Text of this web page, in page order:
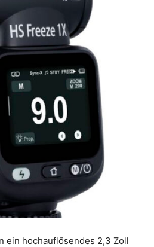
ein hochauflösendes 2,3 Zoll